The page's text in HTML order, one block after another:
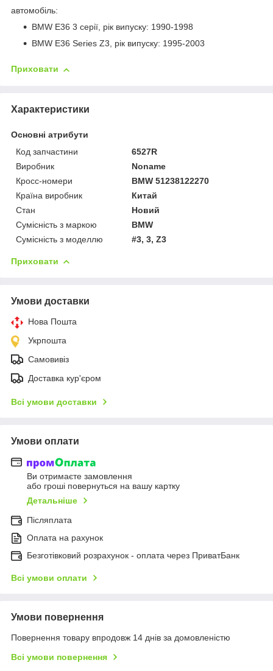
автомобіль:
BMW E36 3 серії, рік випуску: 1990-1998
BMW E36 Series Z3, рік випуску: 1995-2003
Приховати
Характеристики
Основні атрибути
Код запчастини
6527R
Виробник
Noname
Кросс-номери
BMW 51238122270
Країна виробник
Китай
Стан
Новий
Сумісність з маркою
BMW
Сумісність з моделлю
#3, 3, Z3
Приховати
Умови доставки
Нова Пошта
Укрпошта
Самовивіз
Доставка кур'єром
Всі умови доставки
Умови оплати
Ви отримаєте замовлення
або гроші повернуться на вашу картку
Детальніше
Післяплата
Оплата на рахунок
Безготівковий розрахунок - оплата через ПриватБанк
Всі умови оплати
Умови повернення
Повернення товару впродовж 14 днів за домовленістю
Всі умови повернення